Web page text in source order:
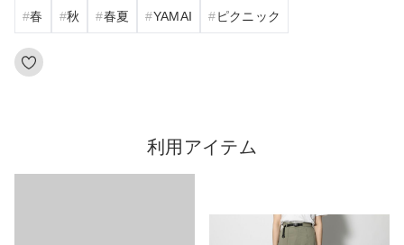
春 秋 春夏 YAMAI ピクニック
利用アイテム